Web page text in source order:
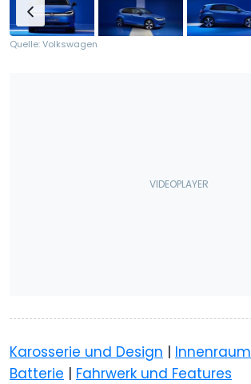
Quelle: Volkswagen
Karosserie und Design | Innenraum
Batterie | Fahrwerk und Features